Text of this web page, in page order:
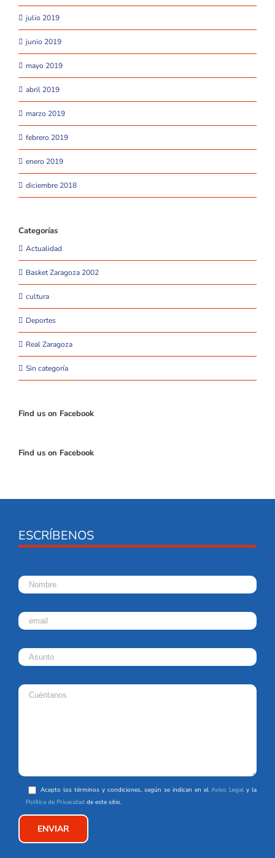
julio 2019
junio 2019
mayo 2019
abril 2019
marzo 2019
febrero 2019
enero 2019
diciembre 2018
Categorías
Actualidad
Basket Zaragoza 2002
cultura
Deportes
Real Zaragoza
Sin categoría
Find us on Facebook
Find us on Facebook
ESCRÍBENOS
Acepto los términos y condiciones, según se indican en el Aviso Legal y la
Política de Privacidad de este sitio.